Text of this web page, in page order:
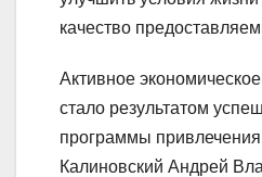
качество
Активное
стало результатом
программы
Калиновский Андрей